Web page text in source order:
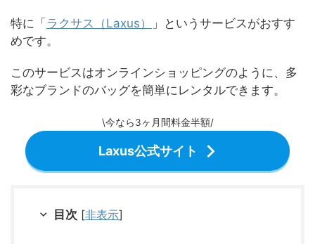
特に「 ラクサス（Laxus）
」というサービスがおすす
めです。
このサービスはオンラインショッピングのように、多
彩なブランドのバッグを簡単にレンタルできます。
\今なら3ヶ月間料金半額/
Laxus公式サイト
目次 [非表示]